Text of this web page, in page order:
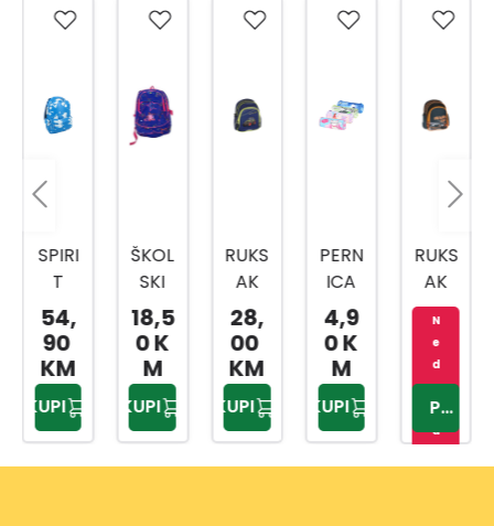
SPIRI
T
RUKS
AK
SMA
SH
54,
90
KM
KUPI
ŠKOL
SKI
RUKS
AK
ŽENS
KI
18,5
0 K
M
KUPI
RUKS
AK
TRA
CTO
R
28,
00
KM
KUPI
PERN
ICA
PRAZ
NA
ALL
STAR
05
4,9
0 K
M
KUPI
RUKS
AK
FURI
OUS
CAR
N
e
d
o
st
u
PROVJERITE